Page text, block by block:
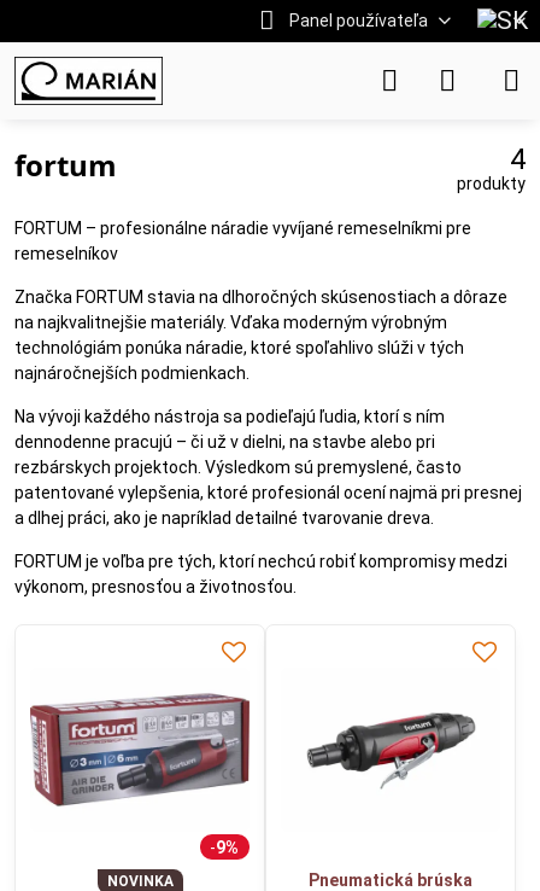
Panel používateľa
fortum 4
produkty
FORTUM – profesionálne náradie vyvíjané remeselníkmi pre
remeselníkov
Značka FORTUM stavia na dlhoročných skúsenostiach a dôraze
na najkvalitnejšie materiály. Vďaka moderným výrobným
technológiám ponúka náradie, ktoré spoľahlivo slúži v tých
najnáročnejších podmienkach.
Na vývoji každého nástroja sa podieľajú ľudia, ktorí s ním
dennodenne pracujú – či už v dielni, na stavbe alebo pri
rezbárskych projektoch. Výsledkom sú premyslené, často
patentované vylepšenia, ktoré profesionál ocení najmä pri presnej
a dlhej práci, ako je napríklad detailné tvarovanie dreva.
FORTUM je voľba pre tých, ktorí nechcú robiť kompromisy medzi
výkonom, presnosťou a životnosťou.
9%
NOVINKA
Pneumatická brúska